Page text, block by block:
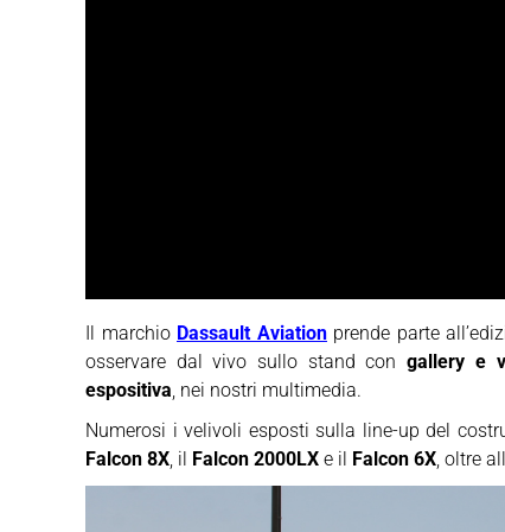
Il marchio Dassault Aviationprende parte
osservare dal vivo sullo stand congallery e
espositiva, nei nostri multimedia.
Numerosi i velivoli esposti sulla line-up del
Falcon 8X, il Falcon 2000LX e il Falcon 6X, oltre